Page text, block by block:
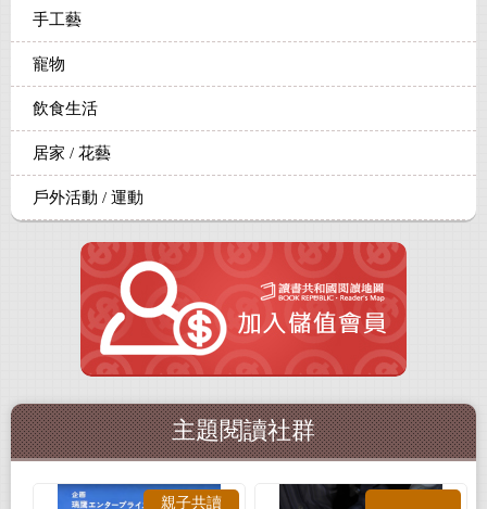
手工藝
寵物
飲食生活
居家 / 花藝
戶外活動 / 運動
主題閱讀社群
親子共讀